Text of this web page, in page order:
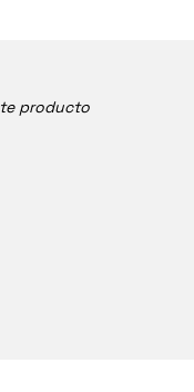
producto